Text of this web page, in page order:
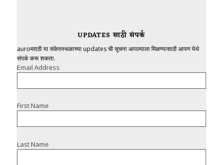
UPDATES साठी संपर्क
auroमराठी या संकेतस्थळाच्या updates ची सूचना आपल्याला मिळण्यासाठी आपण येथे
संपर्क करू शकता.
Email Address
First Name
Last Name